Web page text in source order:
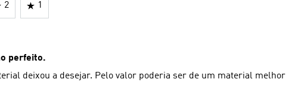
2 1
perfeito.
deixou a desejar. Pelo valor poderia ser de um material melhor